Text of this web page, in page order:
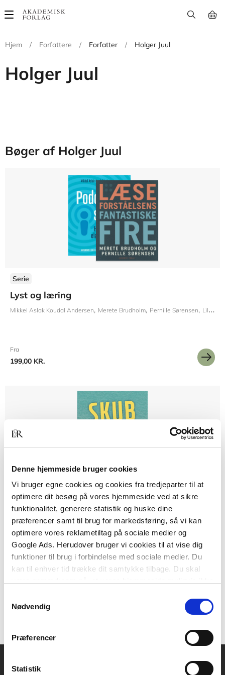
Denne hjemmeside bruger cookies
Vi bruger egne cookies og cookies fra tredjeparter til at
optimere dit besøg på vores hjemmeside ved at sikre
funktionalitet, generere statistik og huske dine
præferencer samt til brug for markedsføring, så vi kan
optimere vores reklametiltag på sociale medier og
Google Ads. Herudover bruger vi cookies til at vise dig
funktioner til brug i forbindelse med sociale medier. Du
kan til enhver tid trække dit samtykke tilbage. Du skal
tilbagetrækker et samtykke.
Nødvendig
Præferencer
Statistik
Main
Hjem
/ Forfattere / Forfatter / Holger Juul
Holger Juul
Bøger af Holger Juul
Serie
Lyst og læring
Mikkel Aslak Koudal Andersen Merete Brudholm Pernille Sørensen Lilian Rohde
Fra
199,00 KR.
Softcover
Skub på ordene
Hanne Trebbien Daugaard Holger Juul Anne-Mette Veber Nielsen